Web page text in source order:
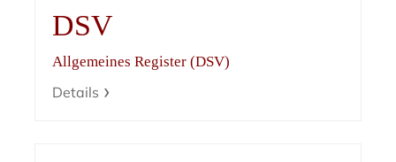
DSV
Allgemeines Register (DSV)
Details